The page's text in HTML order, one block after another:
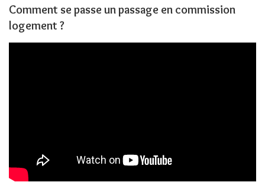
Comment se passe un passage en commission
logement ?